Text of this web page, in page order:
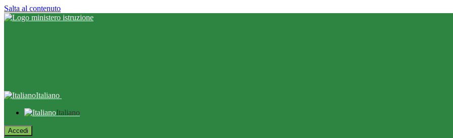
Salta al contenuto
Italiano
Italiano
Accedi